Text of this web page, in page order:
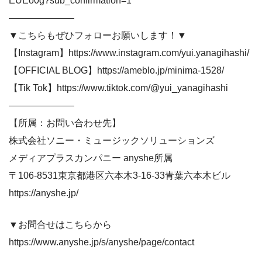
———————
▼こちらもぜひフォローお願いします！▼
【Instagram】https://www.instagram.com/yui.yanagihashi/
【OFFICIAL BLOG】https://ameblo.jp/minima-1528/
【Tik Tok】https://www.tiktok.com/@yui_yanagihashi
———————
【所属：お問い合わせ先】
株式会社ソニー・ミュージックソリューションズ
メディアプラスカンパニー anyshe所属
〒106-8531東京都港区六本木3-16-33青葉六本木ビル
https://anyshe.jp/
▼お問合せはこちらから
https://www.anyshe.jp/s/anyshe/page/contact